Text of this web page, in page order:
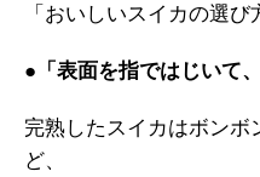
「おいしいスイカの選び
●「表面を指ではじいて
完熟したスイカはボン
ど、